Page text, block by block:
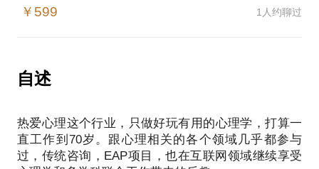
5.国内还能考心理师证吗？各类证书的含金量如何？
7.本人善于倾听，有很好的共情能力，乐于助人，是
8.线下心理机构和线上心理平台的从业区别
9.心理咨询医保能报销吗？
10.进入心理行业后如何选择适合自己的流派？
心理咨询服务是如何搭建和运营，各类玩家的不同侧
平台跟专家的合作模式：
1.如何构建线下用户与线上专家沟通的体系？
￥599 1人约聊过
自述
热爱心理这个行业，只做好玩有用的心理学，打算一
直工作到70岁。跟心理相关的各个领域几乎都参与
过，传统咨询，EAP项目，也在互联网领域继续享受